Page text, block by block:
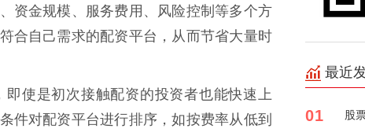
资金规模、服务费用、风险控制等多个方
合自己需求的配资平台，从而节省大量时
使是初次接触配资的投资者也能快速上
件对配资平台进行排序，如按费率从低到
最近
01 股